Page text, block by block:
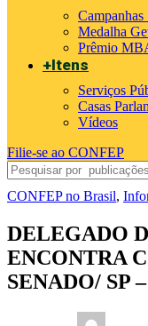
Campanhas
Medalha
Prêmio
+Itens
Serviços
Casas
Vídeos
Filie-se ao CONFEP
CONFEP no Brasil,
DELEGADO
ENCONTRA
SENADO/ SP